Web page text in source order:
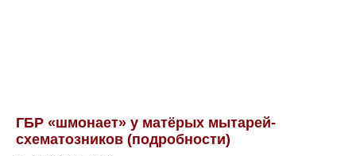
ГБР «шмонает» у матёрых мытарей-
схематозников (подробности)